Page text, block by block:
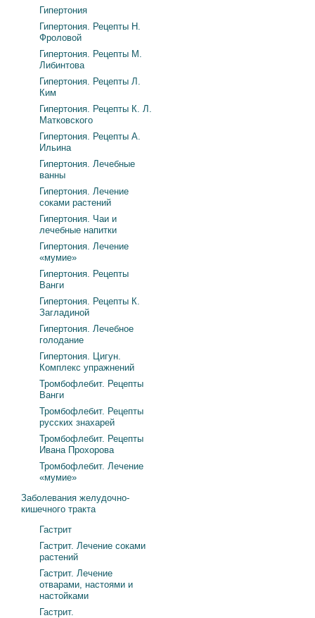
Гипертония
Гипертония. Рецепты Н.
Фроловой
Гипертония. Рецепты М.
Либинтова
Гипертония. Рецепты Л.
Ким
Гипертония. Рецепты К. Л.
Матковского
Гипертония. Рецепты А.
Ильина
Гипертония. Лечебные
ванны
Гипертония. Лечение
соками растений
Гипертония. Чаи и
лечебные напитки
Гипертония. Лечение
«мумие»
Гипертония. Рецепты
Ванги
Гипертония. Рецепты К.
Загладиной
Гипертония. Лечебное
голодание
Гипертония. Цигун.
Комплекс упражнений
Тромбофлебит. Рецепты
Ванги
Тромбофлебит. Рецепты
русских знахарей
Тромбофлебит. Рецепты
Ивана Прохорова
Тромбофлебит. Лечение
«мумие»
Заболевания желудочно-
кишечного тракта
Гастрит
Гастрит. Лечение соками
растений
Гастрит. Лечение
отварами, настоями и
настойками
Гастрит.